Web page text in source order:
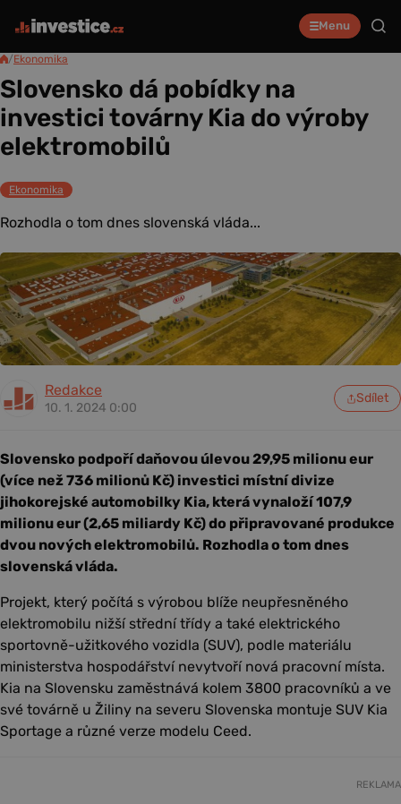
Menu
/Ekonomika
Slovensko dá pobídky na
investici továrny Kia do výroby
elektromobilů
Ekonomika
Rozhodla o tom dnes slovenská vláda...
Redakce
10. 1. 2024 0:00
Sdílet
Slovensko podpoří daňovou úlevou 29,95 milionu eur
(více než 736 milionů Kč) investici místní divize
jihokorejské automobilky Kia, která vynaloží 107,9
milionu eur (2,65 miliardy Kč) do připravované produkce
dvou nových elektromobilů. Rozhodla o tom dnes
slovenská vláda.
Projekt, který počítá s výrobou blíže neupřesněného
elektromobilu nižší střední třídy a také elektrického
sportovně-užitkového vozidla (SUV), podle materiálu
ministerstva hospodářství nevytvoří nová pracovní místa.
Kia na Slovensku zaměstnává kolem 3800 pracovníků a ve
své továrně u Žiliny na severu Slovenska montuje SUV Kia
Sportage a různé verze modelu Ceed.
REKLAMA